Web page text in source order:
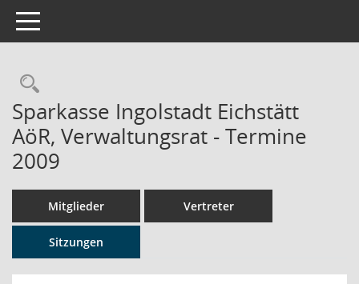
Toggle navigation
Rechercheauswahl
Sparkasse Ingolstadt Eichstätt
AöR, Verwaltungsrat - Termine
2009
Mitglieder Vertreter
Sitzungen